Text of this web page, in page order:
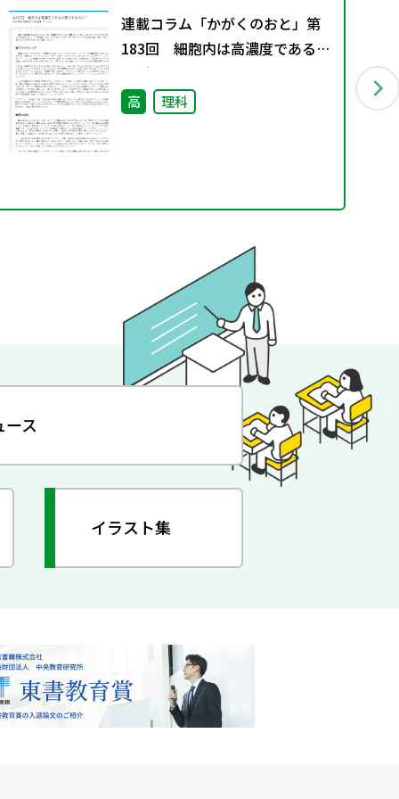
連載コラム「かがくのおと」第
183回 細胞内は高濃度である必
要があるのか？
高 理科
ース
イラスト集